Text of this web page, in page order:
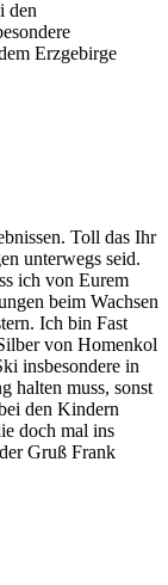
den
Erzgebirge
Toll das Ihr
unterwegs seid.
ich von Eurem
beim Wachsen
Ich bin Fast
von Homenkol
insbesondere in
halten muss, sonst
den Kindern
doch mal ins
Gruß Frank